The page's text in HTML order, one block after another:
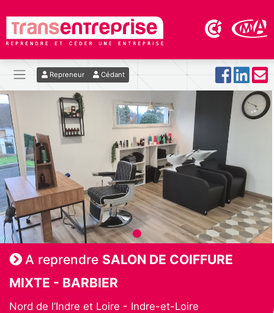
Repreneur Cédant
A reprendre SALON DE COIFFURE
MIXTE - BARBIER
Nord de l’Indre et Loire - Indre-et-Loire